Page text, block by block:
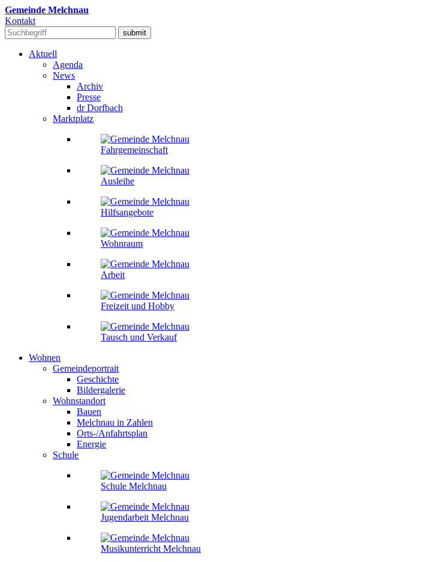
Gemeinde Melchnau
Kontakt
Aktuell
Agenda
News
Archiv
Presse
dr Dorfbach
Marktplatz
Fahrgemeinschaft
Ausleihe
Hilfsangebote
Wohnraum
Arbeit
Freizeit und Hobby
Tausch und Verkauf
Wohnen
Gemeindeportrait
Geschichte
Bildergalerie
Wohnstandort
Bauen
Melchnau in Zahlen
Orts-/Anfahrtsplan
Energie
Schule
Schule Melchnau
Jugendarbeit Melchnau
Musikunterricht Melchnau